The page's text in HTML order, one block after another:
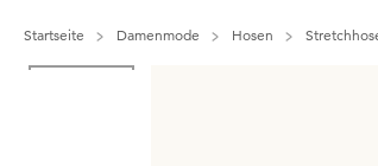
Startseite Damenmode Hosen